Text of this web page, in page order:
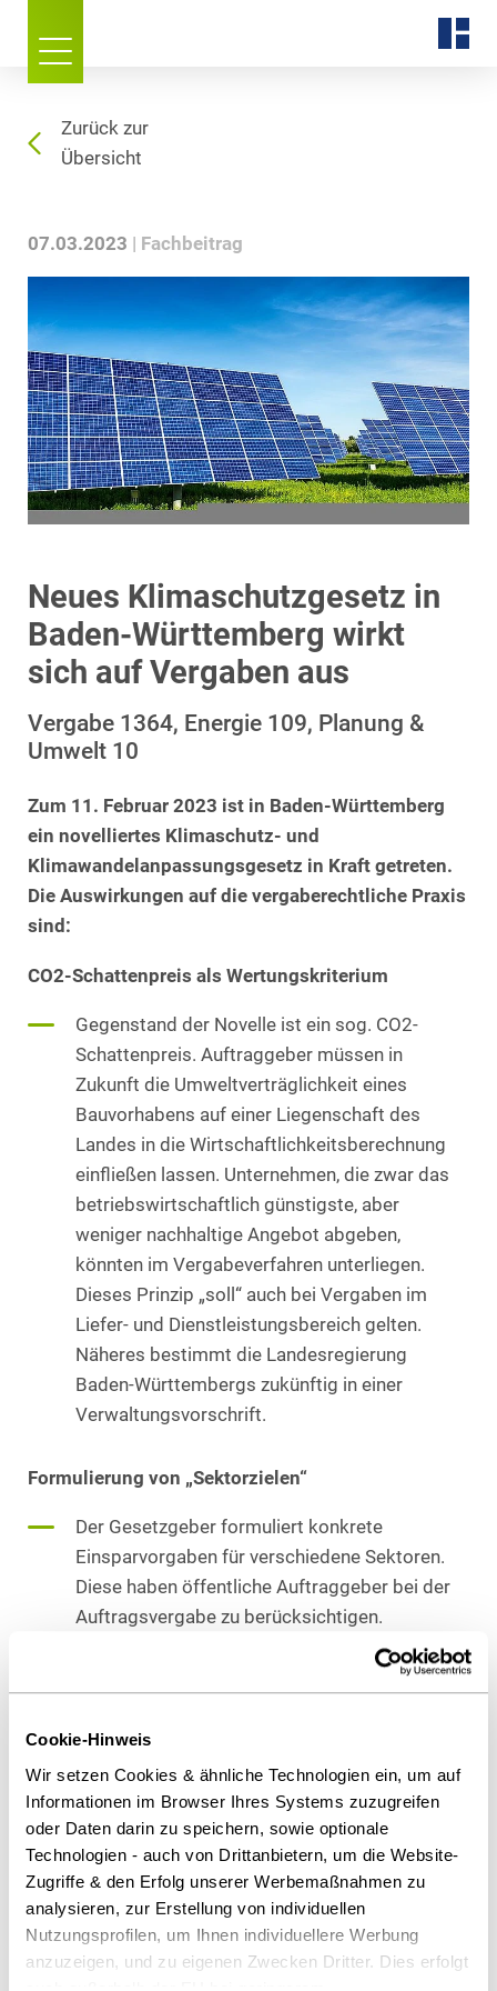
Cookie-Hinweis
Wir setzen Cookies & ähnliche Technologien ein, um auf
Informationen im Browser Ihres Systems zuzugreifen
oder Daten darin zu speichern, sowie optionale
Technologien - auch von Drittanbietern, um die Website-
Zugriffe & den Erfolg unserer Werbemaßnahmen zu
analysieren, zur Erstellung von individuellen
Nutzungsprofilen, um Ihnen individuellere Werbung
anzuzeigen, und zu eigenen Zwecken Dritter. Dies erfolgt
Zurück zur
Übersicht
07.03.2023 Fachbeitrag
Neues Klimaschutzgesetz in
Baden-Württemberg wirkt
sich auf Vergaben aus
Vergabe 1364, Energie 109, Planung &
Umwelt 10
Zum 11. Februar 2023 ist in Baden-Württemberg
ein novelliertes Klimaschutz- und
Klimawandelanpassungsgesetz in Kraft getreten.
Die Auswirkungen auf die vergaberechtliche Praxis
sind:
CO2-Schattenpreis als Wertungskriterium
Gegenstand der Novelle ist ein sog. CO2-
Schattenpreis. Auftraggeber müssen in
Zukunft die Umweltverträglichkeit eines
Bauvorhabens auf einer Liegenschaft des
Landes in die Wirtschaftlichkeitsberechnung
einfließen lassen. Unternehmen, die zwar das
betriebswirtschaftlich günstigste, aber
weniger nachhaltige Angebot abgeben,
könnten im Vergabeverfahren unterliegen.
Dieses Prinzip „soll“ auch bei Vergaben im
Liefer- und Dienstleistungsbereich gelten.
Näheres bestimmt die Landesregierung
Baden-Württembergs zukünftig in einer
Verwaltungsvorschrift.
Formulierung von „Sektorzielen“
Der Gesetzgeber formuliert konkrete
Einsparvorgaben für verschiedene Sektoren.
Diese haben öffentliche Auftraggeber bei der
Auftragsvergabe zu berücksichtigen.
Die Novelle betrifft auch das
Aufstellung des Haushaltsplans die
Grundsätze der Wirtschaftlichkeit und
Sparsamkeit „unter angemessener
Berücksichtigung von
Nachhaltigkeitsaspekten“.
Erweiterung der Pflicht zu Photovoltaik